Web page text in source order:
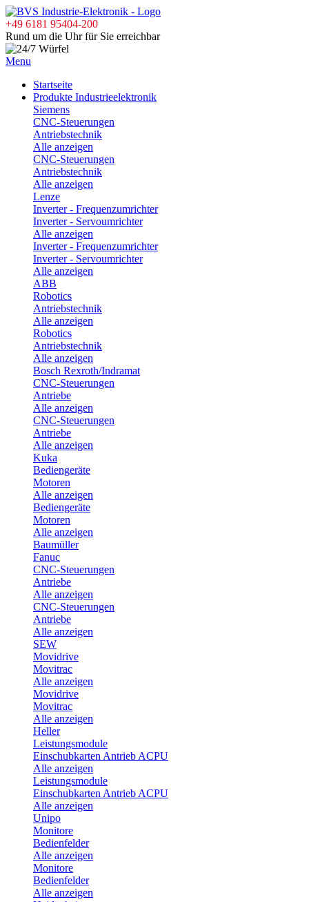
+49 6181 95404-200
Rund um die Uhr für Sie erreichbar
Menu
Startseite
Produkte Industrieelektronik
Siemens
CNC-Steuerungen
Antriebstechnik
Alle anzeigen
CNC-Steuerungen
Antriebstechnik
Alle anzeigen
Lenze
Inverter - Frequenzumrichter
Inverter - Servoumrichter
Alle anzeigen
Inverter - Frequenzumrichter
Inverter - Servoumrichter
Alle anzeigen
ABB
Robotics
Antriebstechnik
Alle anzeigen
Robotics
Antriebstechnik
Alle anzeigen
Bosch Rexroth/Indramat
CNC-Steuerungen
Antriebe
Alle anzeigen
CNC-Steuerungen
Antriebe
Alle anzeigen
Kuka
Bediengeräte
Motoren
Alle anzeigen
Bediengeräte
Motoren
Alle anzeigen
Baumüller
Fanuc
CNC-Steuerungen
Antriebe
Alle anzeigen
CNC-Steuerungen
Antriebe
Alle anzeigen
SEW
Movidrive
Movitrac
Alle anzeigen
Movidrive
Movitrac
Alle anzeigen
Heller
Leistungsmodule
Einschubkarten Antrieb ACPU
Alle anzeigen
Leistungsmodule
Einschubkarten Antrieb ACPU
Alle anzeigen
Unipo
Monitore
Bedienfelder
Alle anzeigen
Monitore
Bedienfelder
Alle anzeigen